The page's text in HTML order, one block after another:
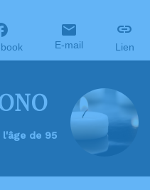
E-mail Lien
l'âge de 95